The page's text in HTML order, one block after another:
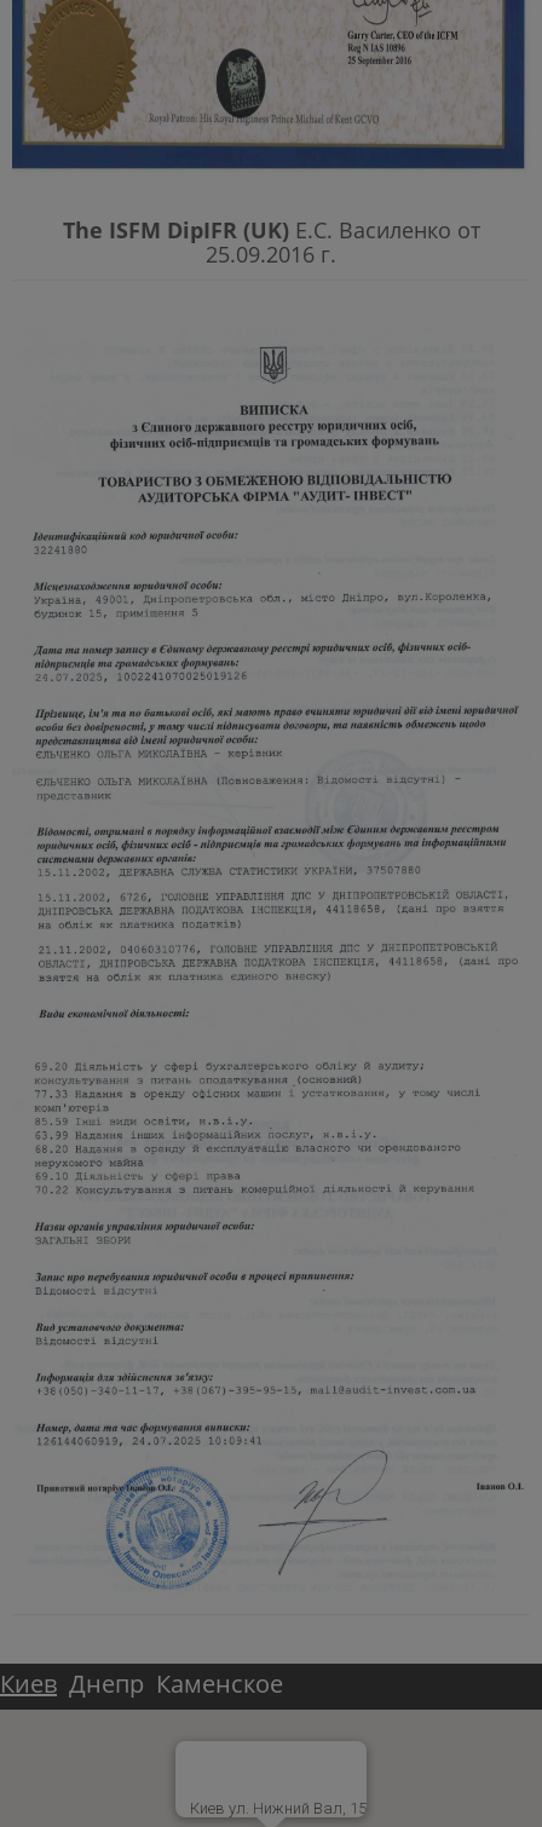
The ISFM DipIFR (UK)Е.С. Василенко от
25.09.2016 г.
Киев Днепр Каменское
Киев ул. Нижний Вал, 15